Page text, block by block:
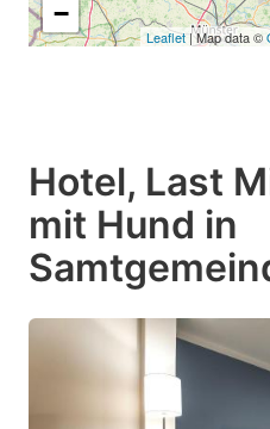
−
Leaflet | Map data ©
Hotel, Last
mit Hund in